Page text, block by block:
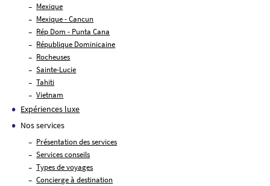
Mexique
Mexique - Cancun
Rép Dom - Punta Cana
République Dominicaine
Rocheuses
Sainte-Lucie
Tahiti
Vietnam
Expériences luxe
Nos services
Présentation des services
Services conseils
Types de voyages
Concierge à destination